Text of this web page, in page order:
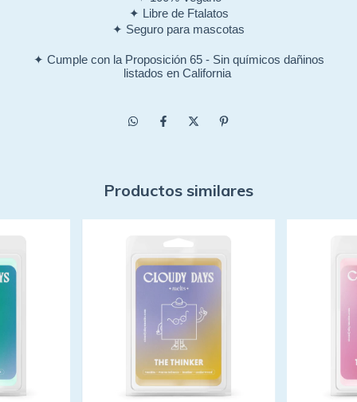
✦ Libre de Ftalatos
✦ Seguro para mascotas
✦ Cumple con la Proposición 65 - Sin químicos dañinos
listados en California
Productos similares